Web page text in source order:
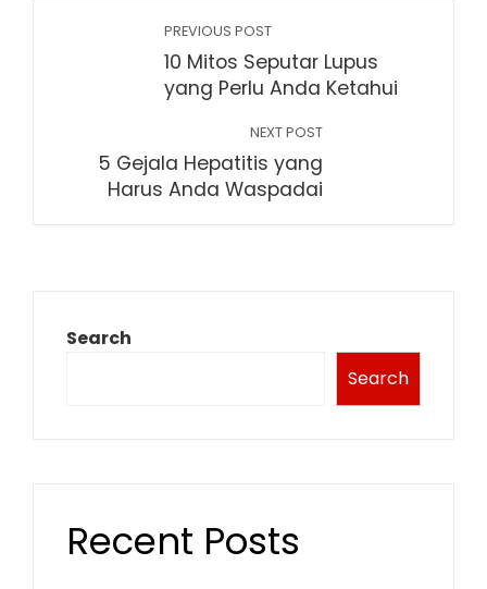
PREVIOUS POST
10 Mitos Seputar Lupus
yang Perlu Anda Ketahui
NEXT POST
5 Gejala Hepatitis yang
Harus Anda Waspadai
Search
Search
Recent Posts